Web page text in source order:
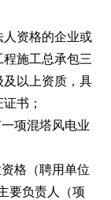
资格的企业或
施工总承包三
以上资质，具
书；
项混塔风电业
格（聘用单位
要负责人（项